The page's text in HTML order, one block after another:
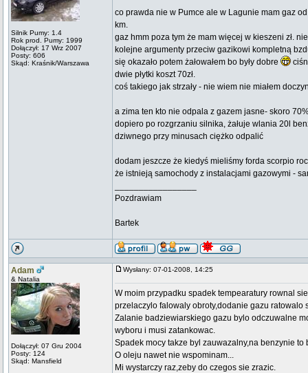
Silnik Pumy: 1.4
Rok prod. Pumy: 1999
Dołączył: 17 Wrz 2007
Posty: 606
Skąd: Kraśnik/Warszawa
co prawda nie w Pumce ale w Lagunie mam gaz
km.
gaz hmm poza tym że mam więcej w kieszeni zł.
kolejne argumenty przeciw gazikowi kompletną
się okazało potem żałowałem bo były dobre
dwie płytki koszt 70zł.
coś takiego jak strzały - nie wiem nie miałem
a zima ten kto nie odpala z gazem jasne- skoro
dopiero po rozgrzaniu silnika, żałuje wlania 20l
dziwnego przy minusach ciężko odpalić
dodam jeszcze że kiedyś mieliśmy forda scorpio
że istnieją samochody z instalacjami gazowymi -
Pozdrawiam
Bartek
Adam
& Natalia
Dołączył: 07 Gru 2004
Posty: 124
Skąd: Mansfield
Wysłany: 07-01-2008, 14:25
W moim przypadku spadek tempearatury rownal
przelaczylo falowaly obroty,dodanie gazu ratowalo
Zalanie badziewiarskiego gazu bylo odczuwalne
wyboru i musi zatankowac.
Spadek mocy takze byl zauwazalny,na benzynie
O oleju nawet nie wspominam...
Mi wystarczy raz,zeby do czegos sie zrazic.